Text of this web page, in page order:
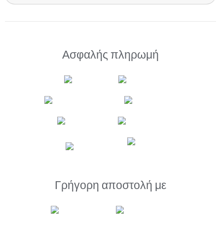
Ασφαλής πληρωμή
Γρήγορη αποστολή με